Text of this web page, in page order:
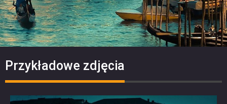
Przykładowe zdjęcia